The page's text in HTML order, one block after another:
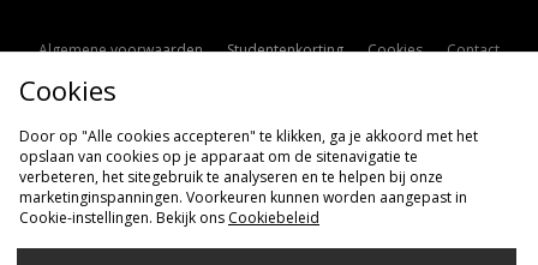
Algemene voorwaarden Studentenkorting Cookies
Contact
Cookie Instellingen
Verzenden Naar
Cookies
Door op "Alle cookies accepteren" te klikken, ga je akkoord met het
opslaan van cookies op je apparaat om de sitenavigatie te
verbeteren, het sitegebruik te analyseren en te helpen bij onze
marketinginspanningen. Voorkeuren kunnen worden aangepast in
Cookie-instellingen. Bekijk ons Cookiebeleid